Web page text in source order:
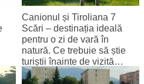
Canionul și Tiroliana 7
Scări – destinația ideală
pentru o zi de vară în
natură. Ce trebuie să știe
turiștii înainte de vizită…
7 August 2026